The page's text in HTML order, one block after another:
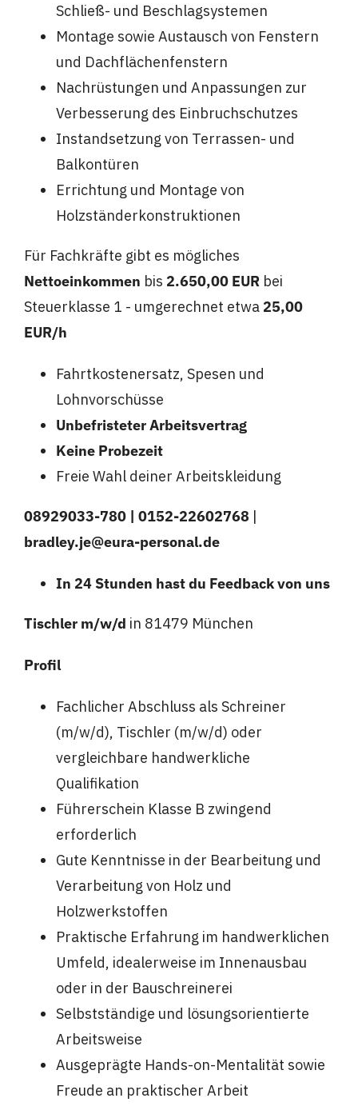
Schließ- und Beschlagsystemen
Montage sowie Austausch von Fenstern
und Dachflächenfenstern
Nachrüstungen und Anpassungen zur
Verbesserung des Einbruchschutzes
Instandsetzung von Terrassen- und
Balkontüren
Errichtung und Montage von
Holzständerkonstruktionen
Für Fachkräfte gibt es mögliches
Nettoeinkommen bis 2.650,00 EUR bei
Steuerklasse 1 - umgerechnet etwa 25,00
EUR/h
Fahrtkostenersatz, Spesen und
Lohnvorschüsse
Unbefristeter Arbeitsvertrag
Keine Probezeit
Freie Wahl deiner Arbeitskleidung
08929033-780 | 0152-22602768 |
bradley.je@eura-personal.de
In 24 Stunden hast du Feedback von uns
Tischler m/w/d in 81479 München
Profil
Fachlicher Abschluss als Schreiner
(m/w/d), Tischler (m/w/d) oder
vergleichbare handwerkliche
Qualifikation
Führerschein Klasse B zwingend
erforderlich
Gute Kenntnisse in der Bearbeitung und
Verarbeitung von Holz und
Holzwerkstoffen
Praktische Erfahrung im handwerklichen
Umfeld, idealerweise im Innenausbau
oder in der Bauschreinerei
Selbstständige und lösungsorientierte
Arbeitsweise
Ausgeprägte Hands-on-Mentalität sowie
Freude an praktischer Arbeit